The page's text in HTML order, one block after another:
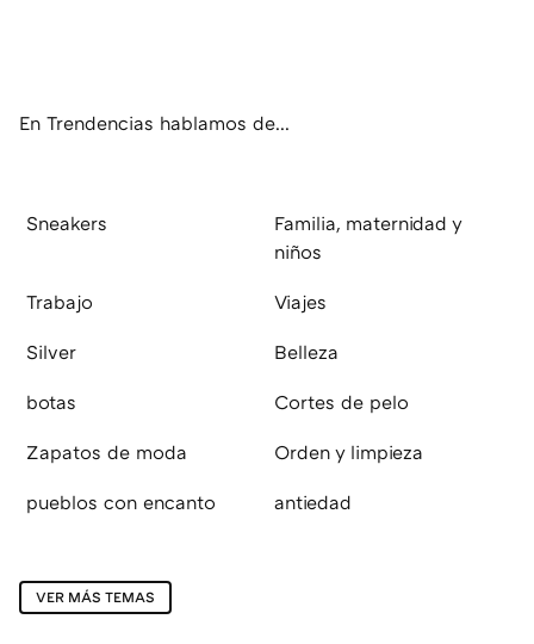
En Trendencias hablamos de...
Sneakers
Familia, maternidad y
niños
Trabajo Viajes
Silver Belleza
botas Cortes de pelo
Zapatos de moda Orden y limpieza
pueblos con encanto antiedad
VER MÁS TEMAS